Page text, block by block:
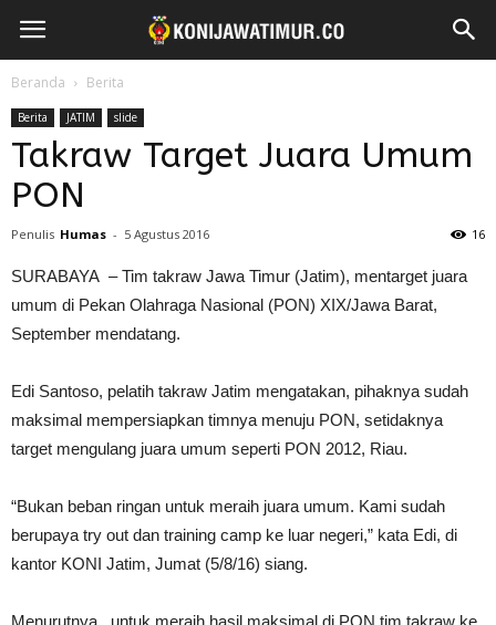
Beranda Berita
Berita JATIM slide
Takraw Target Juara Umum
PON
Penulis Humas - 5 Agustus 2016 16
SURABAYA – Tim takraw Jawa Timur (Jatim), mentarget juara
umum di Pekan Olahraga Nasional (PON) XIX/Jawa Barat,
September mendatang.
Edi Santoso, pelatih takraw Jatim mengatakan, pihaknya sudah
maksimal mempersiapkan timnya menuju PON, setidaknya
target mengulang juara umum seperti PON 2012, Riau.
“Bukan beban ringan untuk meraih juara umum. Kami sudah
berupaya try out dan training camp ke luar negeri,” kata Edi, di
kantor KONI Jatim, Jumat (5/8/16) siang.
Menurutnya, untuk meraih hasil maksimal di PON tim takraw ke